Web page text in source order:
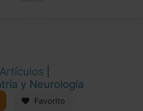
y Neurología
Favorito